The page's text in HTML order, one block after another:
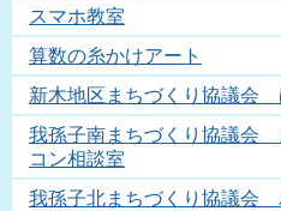
スマホ教室
算数の糸かけアート
新木地区まちづくり協議会
我孫子南まちづくり協議会
コン相談室
我孫子北まちづくり協議会